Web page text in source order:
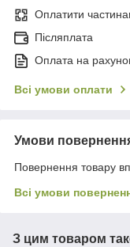
Оплатити
Післяплата
Оплата на
Всі умови оплати
Умови
Повернення товару
Всі умови
З цим товаром